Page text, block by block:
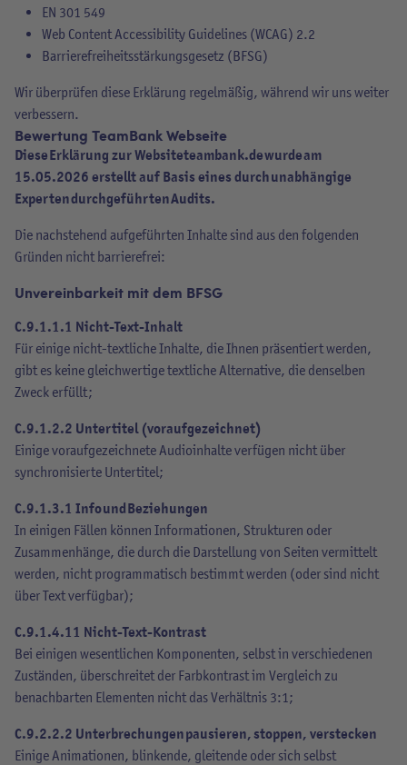
EN 301 549
Web Content Accessibility Guidelines (WCAG) 2.2
Barrierefreiheitsstärkungsgesetz (BFSG)
Wir überprüfen diese Erklärung regelmäßig, während wir uns weiter
verbessern.
Bewertung TeamBank Webseite
Diese Erklärung zur Website teambank.de wurde am
15.05.2026 erstellt auf Basis eines durch unabhängige
Experten durchgeführten Audits.
Die nachstehend aufgeführten Inhalte sind aus den folgenden
Gründen nicht barrierefrei:
Unvereinbarkeit mit dem BFSG
C.9.1.1.1 Nicht-Text-Inhalt
Für einige nicht-textliche Inhalte, die Ihnen präsentiert werden,
gibt es keine gleichwertige textliche Alternative, die denselben
Zweck erfüllt;
C.9.1.2.2 Untertitel (voraufgezeichnet)
Einige voraufgezeichnete Audioinhalte verfügen nicht über
synchronisierte Untertitel;
C.9.1.3.1 Info und Beziehungen
In einigen Fällen können Informationen, Strukturen oder
Zusammenhänge, die durch die Darstellung von Seiten vermittelt
werden, nicht programmatisch bestimmt werden (oder sind nicht
über Text verfügbar);
C.9.1.4.11 Nicht-Text-Kontrast
Bei einigen wesentlichen Komponenten, selbst in verschiedenen
Zuständen, überschreitet der Farbkontrast im Vergleich zu
benachbarten Elementen nicht das Verhältnis 3:1;
C.9.2.2.2 Unterbrechungen pausieren, stoppen, verstecken
Einige Animationen, blinkende, gleitende oder sich selbst